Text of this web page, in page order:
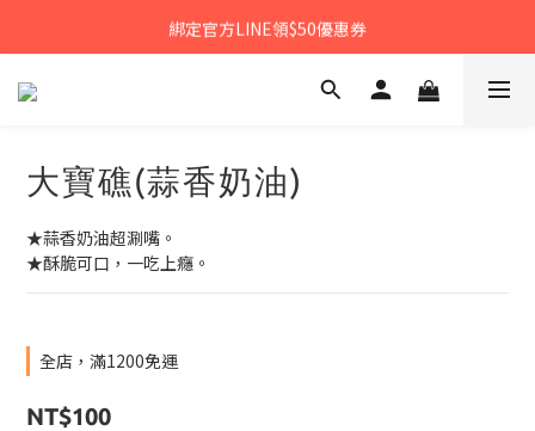
𝙉𝙀𝙒中秋禮盒早鳥預購享優惠!!
綁定官方LINE領$50優惠券
𝙉𝙀𝙒新朋友來報到～大寶礁蒜香新登場
大寶礁(蒜香奶油)
★蒜香奶油超涮嘴。
★酥脆可口，一吃上癮。
全店，滿1200免運
NT$100